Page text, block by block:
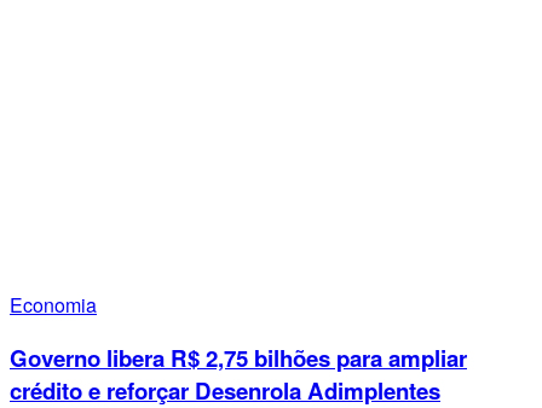
Economia
Governo libera R$ 2,75 bilhões para ampliar
crédito e reforçar Desenrola Adimplentes